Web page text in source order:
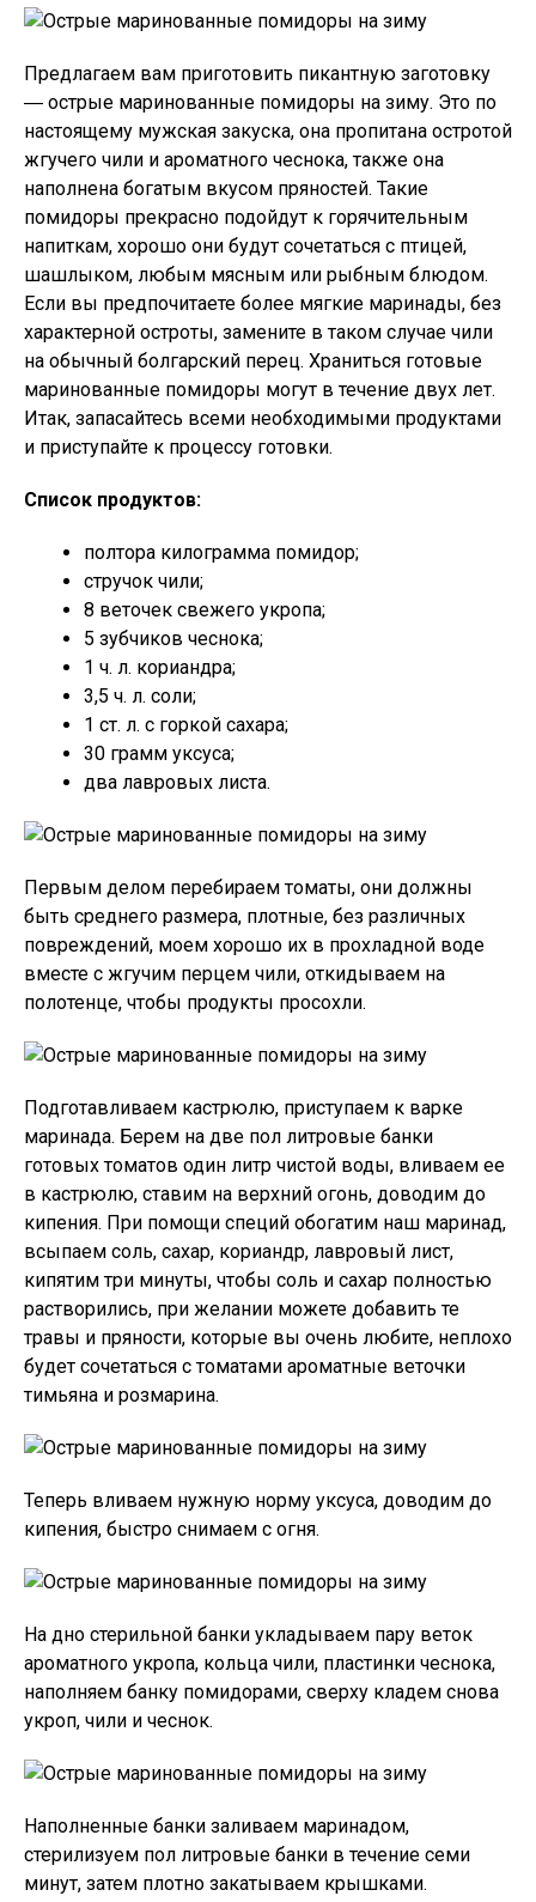
Предлагаем вам приготовить пикантную заготовку
― острые маринованные помидоры на зиму. Это по
настоящему мужская закуска, она пропитана остротой
жгучего чили и ароматного чеснока, также она
наполнена богатым вкусом пряностей. Такие
помидоры прекрасно подойдут к горячительным
напиткам, хорошо они будут сочетаться с птицей,
шашлыком, любым мясным или рыбным блюдом.
Если вы предпочитаете более мягкие маринады, без
характерной остроты, замените в таком случае чили
на обычный болгарский перец. Храниться готовые
маринованные помидоры могут в течение двух лет.
Итак, запасайтесь всеми необходимыми продуктами
и приступайте к процессу готовки.
Список продуктов:
полтора килограмма помидор;
стручок чили;
8 веточек свежего укропа;
5 зубчиков чеснока;
1 ч. л. кориандра;
3,5 ч. л. соли;
1 ст. л. с горкой сахара;
30 грамм уксуса;
два лавровых листа.
Первым делом перебираем томаты, они должны
быть среднего размера, плотные, без различных
повреждений, моем хорошо их в прохладной воде
вместе с жгучим перцем чили, откидываем на
полотенце, чтобы продукты просохли.
Подготавливаем кастрюлю, приступаем к варке
маринада. Берем на две пол литровые банки
готовых томатов один литр чистой воды, вливаем ее
в кастрюлю, ставим на верхний огонь, доводим до
кипения. При помощи специй обогатим наш маринад,
всыпаем соль, сахар, кориандр, лавровый лист,
кипятим три минуты, чтобы соль и сахар полностью
растворились, при желании можете добавить те
травы и пряности, которые вы очень любите, неплохо
будет сочетаться с томатами ароматные веточки
тимьяна и розмарина.
Теперь вливаем нужную норму уксуса, доводим до
кипения, быстро снимаем с огня.
На дно стерильной банки укладываем пару веток
ароматного укропа, кольца чили, пластинки чеснока,
наполняем банку помидорами, сверху кладем снова
укроп, чили и чеснок.
Наполненные банки заливаем маринадом,
стерилизуем пол литровые банки в течение семи
минут, затем плотно закатываем крышками.